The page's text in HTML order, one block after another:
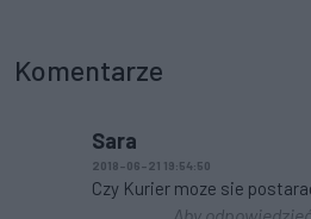
Komentarze
Sara
2018-06-21 19:54:50
Czy Kurier moze sie